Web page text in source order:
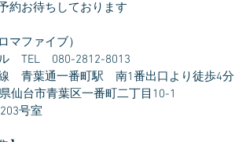
約お待ちしております
マファイブ）
　TEL　080-2812-8013
　青葉通一番町駅　南1番出口より徒歩4分
仙台市青葉区一番町二丁目10-1
号室